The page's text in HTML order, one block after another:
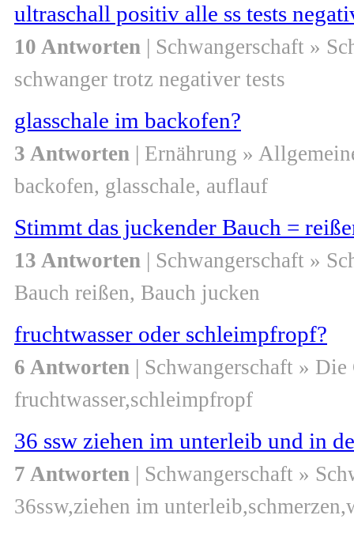
ultraschall positiv alle ss tests
10 Antworten | Schwangerschaft »
schwanger trotz negativer tests
glasschale im backofen?
3 Antworten | Ernährung »
backofen, glasschale, auflauf
Stimmt das juckender Bauch =
13 Antworten | Schwangerschaft »
Bauch reißen, Bauch jucken
fruchtwasser oder schleimpfropf?
6 Antworten | Schwangerschaft » Die
fruchtwasser,schleimpfropf
36 ssw ziehen im unterleib und in
7 Antworten | Schwangerschaft »
36ssw,ziehen im